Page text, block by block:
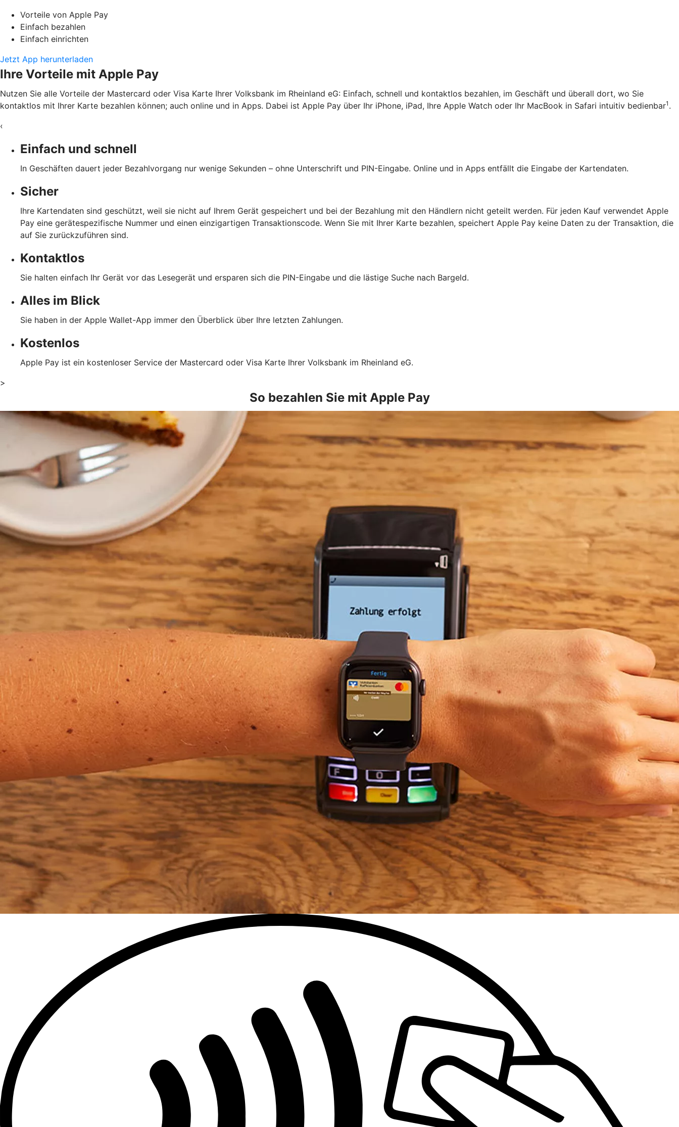
Vorteile von Apple Pay
Einfach bezahlen
Einfach einrichten
Jetzt App herunterladen
Ihre Vorteile mit Apple Pay
Nutzen Sie alle Vorteile der Mastercard oder Visa Karte Ihrer Volksbank im Rheinland eG: Einfach, schnell und kontaktlos bezahlen, im Geschäft und überall dort, wo Sie
kontaktlos mit Ihrer Karte bezahlen können; auch online und in Apps. Dabei ist Apple Pay über Ihr iPhone, iPad, Ihre Apple Watch oder Ihr MacBook in Safari intuitiv bedienbar1 .
‹
Einfach und schnell
In Geschäften dauert jeder Bezahlvorgang nur wenige Sekunden – ohne Unterschrift und PIN-Eingabe. Online und in Apps entfällt die Eingabe der Kartendaten.
Sicher
Ihre Kartendaten sind geschützt, weil sie nicht auf Ihrem Gerät gespeichert und bei der Bezahlung mit den Händlern nicht geteilt werden. Für jeden Kauf verwendet Apple
Pay eine gerätespezifische Nummer und einen einzigartigen Transaktionscode. Wenn Sie mit Ihrer Karte bezahlen, speichert Apple Pay keine Daten zu der Transaktion, die
auf Sie zurückzuführen sind.
Kontaktlos
Sie halten einfach Ihr Gerät vor das Lesegerät und ersparen sich die PIN-Eingabe und die lästige Suche nach Bargeld.
Alles im Blick
Sie haben in der Apple Wallet-App immer den Überblick über Ihre letzten Zahlungen.
Kostenlos
Apple Pay ist ein kostenloser Service der Mastercard oder Visa Karte Ihrer Volksbank im Rheinland eG.
>
So bezahlen Sie mit Apple Pay